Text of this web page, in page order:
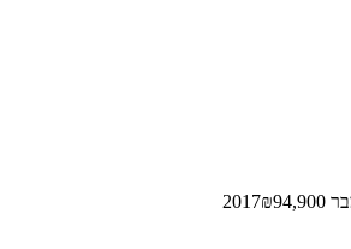
2017
₪94,900